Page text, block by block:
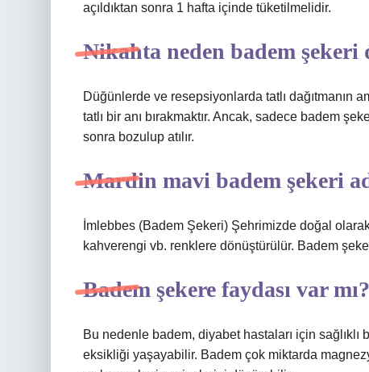
açıldıktan sonra 1 hafta içinde tüketilmelidir.
Nikahta neden badem şekeri
Düğünlerde ve resepsiyonlarda tatlı dağıtmanın
tatlı bir anı bırakmaktır. Ancak, sadece badem
sonra bozulup atılır.
Mardin mavi badem şekeri
İmlebbes (Badem Şekeri) Şehrimizde doğal
kahverengi vb. renklere dönüştürülür. Badem
Badem şekere faydası var mı?
Bu nedenle badem, diyabet hastaları için
eksikliği yaşayabilir. Badem çok miktarda